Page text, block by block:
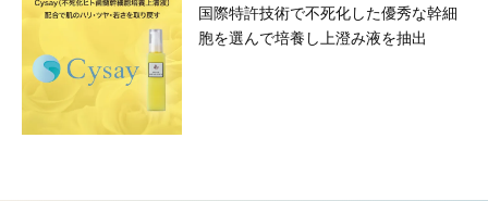
国際特許技術で不死化した優秀な幹細
胞を選んで培養し上澄み液を抽出